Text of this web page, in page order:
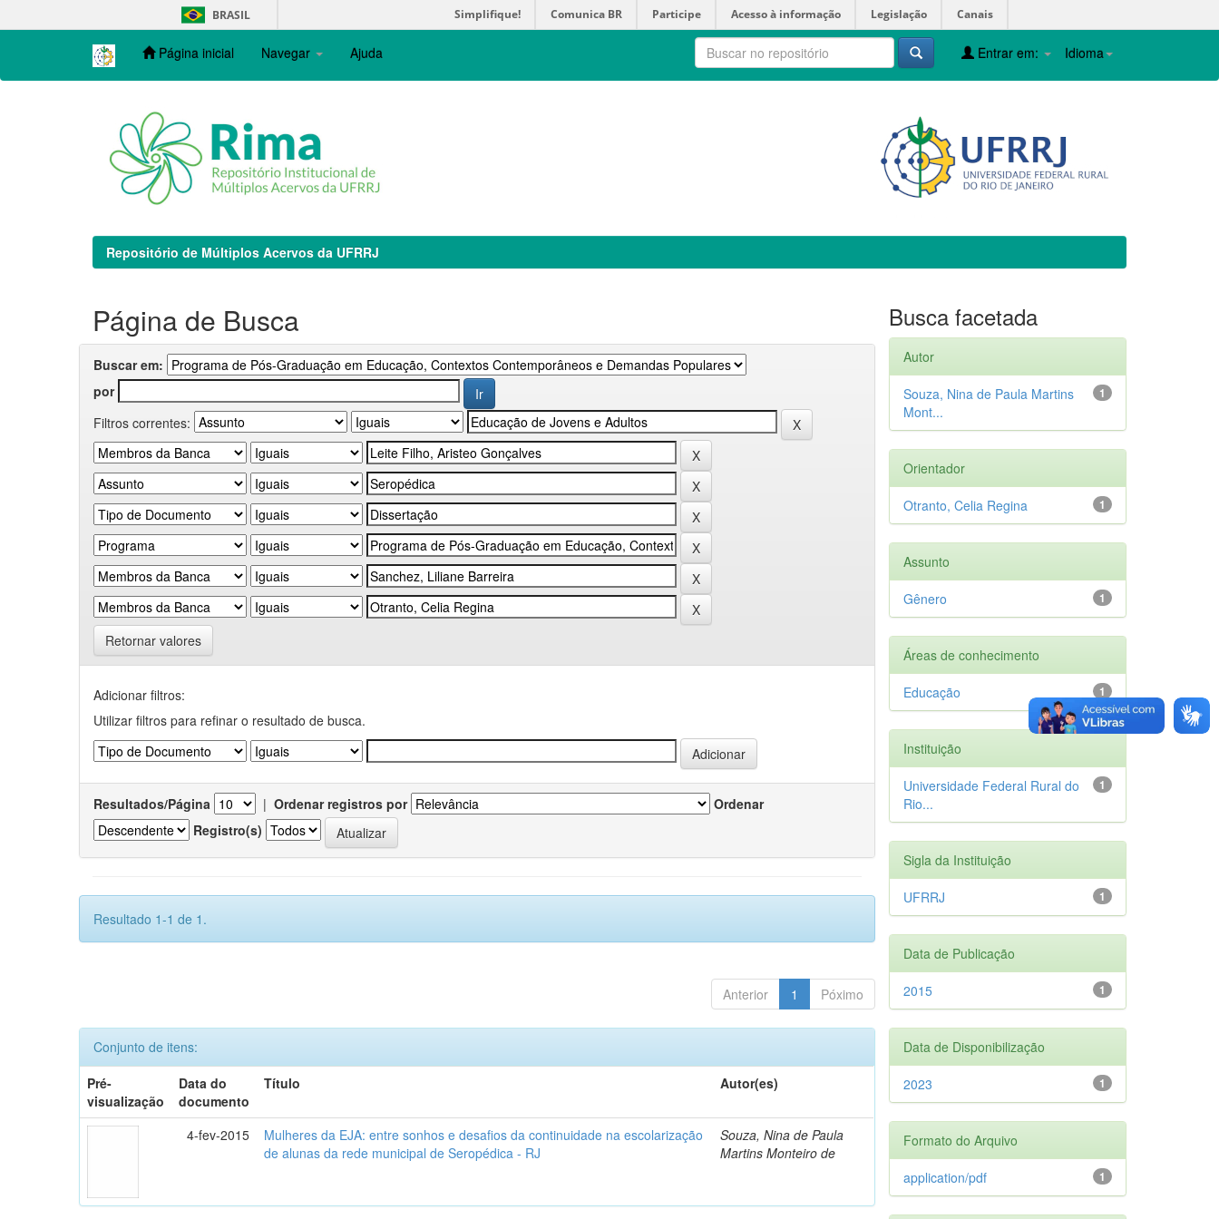
navigation
BRASIL Simplifique! Comunica BR Participe Acesso à informação Legislação Canais
Página inicial Navegar Ajuda Idioma
Entrar em:
Repositório de Múltiplos Acervos da UFRRJ
Página de Busca
Buscar em:
por
Filtros correntes:
Retornar valores
Adicionar filtros:
Utilizar filtros para refinar o resultado de busca.
Resultados/Página | Ordenar registros por
Ordenar
Registro(s)
Resultado 1-1 de 1.
Anterior 1 Póximo
Conjunto de itens:
Pré-
visualização
Data do
documento
Título Autor(es)
4-fev-2015
Mulheres da EJA: entre sonhos e desafios da continuidade na escolarização
de alunas da rede municipal de Seropédica - RJ
Souza, Nina de Paula
Martins Monteiro de
Busca facetada
Autor
1
Souza, Nina de Paula Martins
Mont...
Orientador
1
Otranto, Celia Regina
Assunto
1
Gênero
Áreas de conhecimento
1
Educação
Instituição
1
Universidade Federal Rural do
Rio...
Sigla da Instituição
1
UFRRJ
Data de Publicação
1
2015
Data de Disponibilização
1
2023
Formato do Arquivo
1
application/pdf